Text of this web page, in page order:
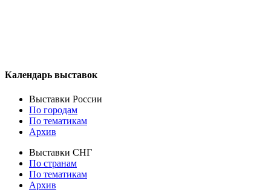
Календарь выставок
Выставки России
По городам
По тематикам
Архив
Выставки СНГ
По странам
По тематикам
Архив